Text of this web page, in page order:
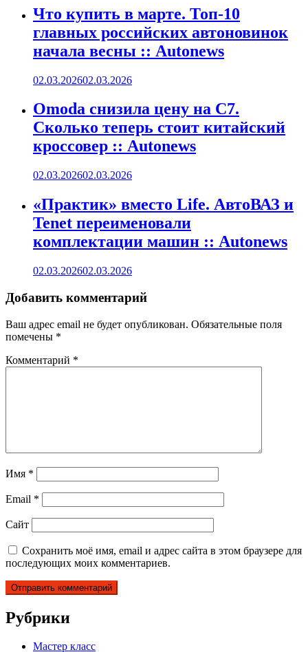
Что купить в марте. Топ-10
главных российских автоновинок
начала весны :: Autonews
02.03.202602.03.2026
Omoda снизила цену на C7.
Сколько теперь стоит китайский
кроссовер :: Autonews
02.03.202602.03.2026
«Практик» вместо Life. АвтоВАЗ и
Tenet переименовали
комплектации машин :: Autonews
02.03.202602.03.2026
Добавить комментарий
Ваш адрес email не будет опубликован. Обязательные поля
помечены *
Комментарий *
Имя *
Email *
Сайт
Сохранить моё имя, email и адрес сайта в этом браузере для
последующих моих комментариев.
Рубрики
Мастер класс